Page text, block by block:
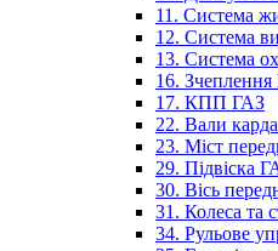
11. Система
12. Система
13. Система
16.
17. КПП ГАЗ
22. Вали
23. Міст
29. Підвіска
30. Вісь
31. Колеса та
34. Рульове